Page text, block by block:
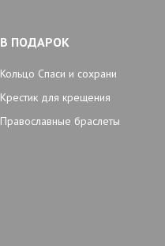
В ПОДАРОК
Кольцо Спаси и сохрани
Крестик для крещения
Православные браслеты